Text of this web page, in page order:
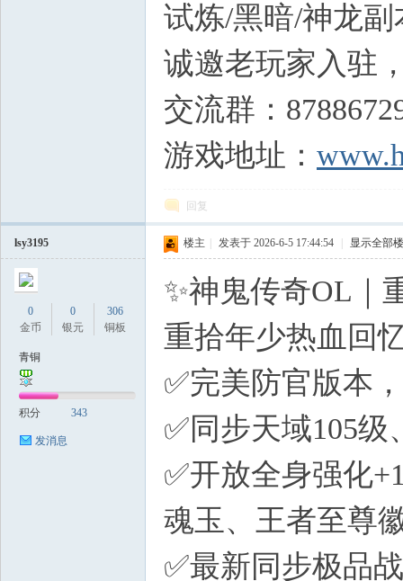
试炼/黑暗/神龙
诚邀老玩家入驻
交流群：
游戏地址：
回复
lsy3195
0
金币
0
银元
306
铜板
青铜
积分 343
发消息
楼主 发表于 2026-6-5 17:44:54 显示全部
✨神鬼传奇OL｜
重拾年少热血回
✅完美防官版本
✅同步天域105
✅开放全身强化
魂玉、王者至尊
✅最新同步极品